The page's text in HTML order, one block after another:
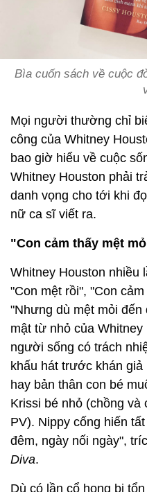
Bìa cuốn sách về cuộc
Mọi người thường chỉ
công của Whitney
bao giờ hiểu về cuộc
Whitney Houston phải
danh vọng cho tới khi
nữ ca sĩ viết ra.
"Con cảm thấy mệt
Whitney Houston nhiều
"Con mệt rồi", "Con
"Nhưng dù mệt mỏi đến
mật từ nhỏ của
người sống có trách
khấu hát trước khán
hay bản thân con bé
Krissi bé nhỏ (chồng và
PV). Nippy cống hiến
đêm, ngày nối ngày",
Diva.
Dù có lần cổ họng bị